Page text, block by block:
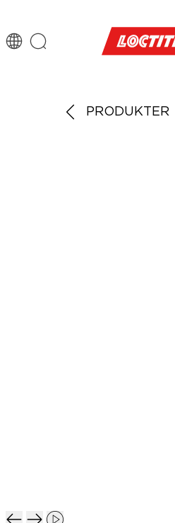
PRODUKTER